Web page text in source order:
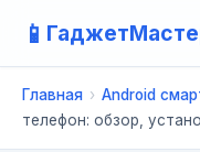
📱
Главная › Android
телефон: обзор,